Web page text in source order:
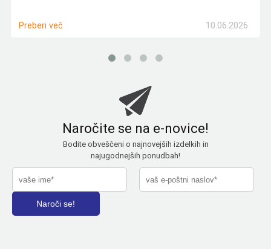
10.06.2026
Preberi več
Naročite se na e-novice!
Bodite obveščeni o najnovejših izdelkih in
najugodnejših ponudbah!